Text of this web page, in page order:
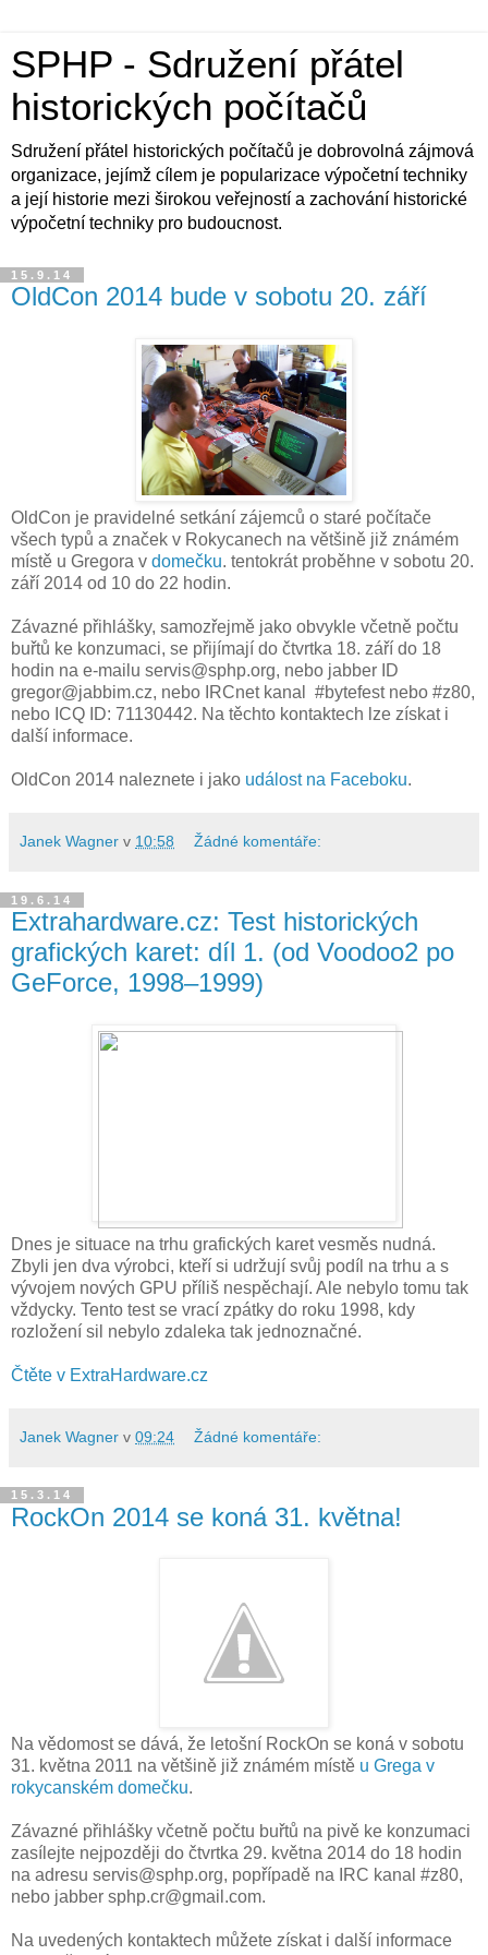
SPHP - Sdružení přátel
historických počítačů
Sdružení přátel historických počítačů je dobrovolná zájmová
organizace, jejímž cílem je popularizace výpočetní techniky
a její historie mezi širokou veřejností a zachování historické
výpočetní techniky pro budoucnost.
15.9.14
OldCon 2014 bude v sobotu 20. září
OldCon je pravidelné setkání zájemců o staré počítače
všech typů a značek v Rokycanech na většině již známém
místě u Gregora v domečku. tentokrát proběhne v sobotu 20.
září 2014 od 10 do 22 hodin.
Závazné přihlášky, samozřejmě jako obvykle včetně počtu
buřtů ke konzumaci, se přijímají do čtvrtka 18. září do 18
hodin na e-mailu servis@sphp.org, nebo jabber ID
gregor@jabbim.cz, nebo IRCnet kanal
#bytefest nebo #z80,
nebo ICQ ID: 71130442. Na těchto kontaktech lze získat i
další informace.
OldCon 2014 naleznete i jako událost na Faceboku.
Janek Wagner v 10:58 Žádné komentáře:
19.6.14
Extrahardware.cz: Test historických
grafických karet: díl 1. (od Voodoo2 po
GeForce, 1998–1999)
Dnes je situace na trhu grafických karet vesměs nudná.
Zbyli jen dva výrobci, kteří si udržují svůj podíl na trhu a s
vývojem nových GPU příliš nespěchají. Ale nebylo tomu tak
vždycky. Tento test se vrací zpátky do roku 1998, kdy
rozložení sil nebylo zdaleka tak jednoznačné.
Čtěte v ExtraHardware.cz
Janek Wagner v 09:24 Žádné komentáře:
15.3.14
RockOn 2014 se koná 31. května!
Na vědomost se dává, že letošní RockOn se koná v sobotu
31. května 2011 na většině již známém místě u Grega v
rokycanském domečku.
Závazné přihlášky včetně počtu buřtů na pivě ke konzumaci
zasílejte nejpozději do čtvrtka 29. května 2014 do 18 hodin
na adresu servis@sphp.org, popřípadě na IRC kanal #z80,
nebo jabber sphp.cr@gmail.com.
Na uvedených kontaktech můžete získat i další informace